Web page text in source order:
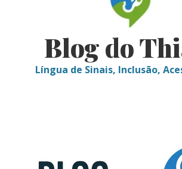
Blog do
Língua de Sinais, Inclusão,